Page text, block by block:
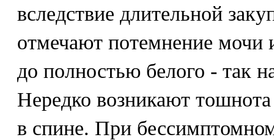
вследствие длительной
отмечают потемнение мочи
до полностью белого - так
Нередко возникают
в спине. При